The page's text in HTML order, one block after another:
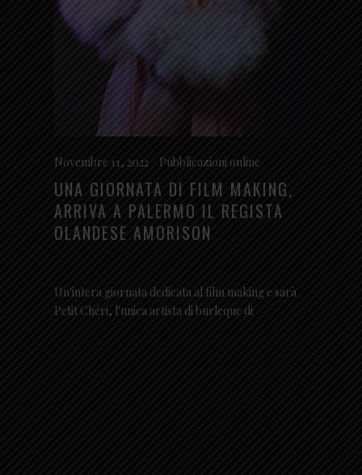
Novembre 11, 2022 Pubblicazioni online
UNA GIORNATA DI FILM MAKING,
ARRIVA A PALERMO IL REGISTA
OLANDESE AMORISON
Un'intera giornata dedicata al film making e sarà
Petit Chéri, l'unica artista di burleque di